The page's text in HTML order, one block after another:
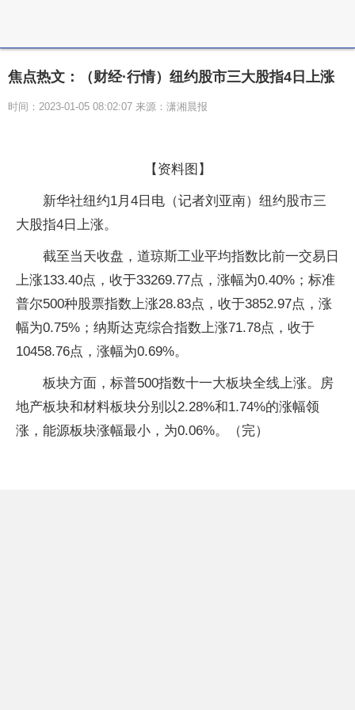
焦点热文：（财经·行情）纽约股市三大股指4日上涨
时间：2023-01-05 08:02:07 来源：潇湘晨报
【资料图】
新华社纽约1月4日电（记者刘亚南）纽约股市三
大股指4日上涨。
截至当天收盘，道琼斯工业平均指数比前一交易日
上涨133.40点，收于33269.77点，涨幅为0.40%；标准
普尔500种股票指数上涨28.83点，收于3852.97点，涨
幅为0.75%；纳斯达克综合指数上涨71.78点，收于
10458.76点，涨幅为0.69%。
板块方面，标普500指数十一大板块全线上涨。房
地产板块和材料板块分别以2.28%和1.74%的涨幅领
涨，能源板块涨幅最小，为0.06%。（完）